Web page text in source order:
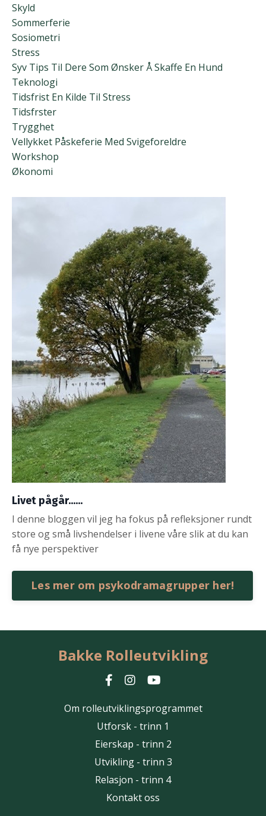
Skyld
Sommerferie
Sosiometri
Stress
Syv Tips Til Dere Som Ønsker Å Skaffe En Hund
Teknologi
Tidsfrist En Kilde Til Stress
Tidsfrster
Trygghet
Vellykket Påskeferie Med Svigeforeldre
Workshop
Økonomi
Livet pågår......
I denne bloggen vil jeg ha fokus på refleksjoner rundt
store og små livshendelser i livene våre slik at du kan
få nye perspektiver
Les mer om psykodramagrupper her!
Bakke Rolleutvikling
Om rolleutviklingsprogrammet
Utforsk - trinn 1
Eierskap - trinn 2
Utvikling - trinn 3
Relasjon - trinn 4
Kontakt oss